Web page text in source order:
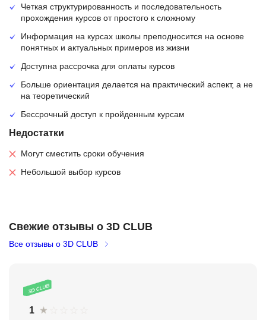
Четкая структурированность и последовательность
прохождения курсов от простого к сложному
Информация на курсах школы преподносится на основе
понятных и актуальных примеров из жизни
Доступна рассрочка для оплаты курсов
Больше ориентация делается на практический аспект, а не
на теоретический
Бессрочный доступ к пройденным курсам
Недостатки
Могут сместить сроки обучения
Небольшой выбор курсов
Свежие отзывы о 3D CLUB
Все отзывы о 3D CLUB
1